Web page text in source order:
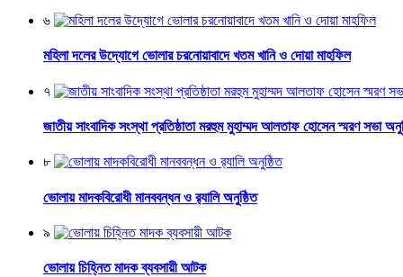
৬
মহিলা দলের উদ্যোগে ভোলার চরনোয়াবাদে খতম খানি ও দোয়া মাহফিল
৭
জাতীয় সাংবাদিক সংস্থা প্রতিষ্ঠাতা মরহুম মুহাম্মদ আলতাফ হোসেন স্মরণ সভা
৮
ভোলায় মাদকবিরোধী মানববন্ধন ও র‌্যালি অনুষ্ঠিত
৯
ভোলায় চিহ্নিত মাদক ব্যবসায়ী আটক